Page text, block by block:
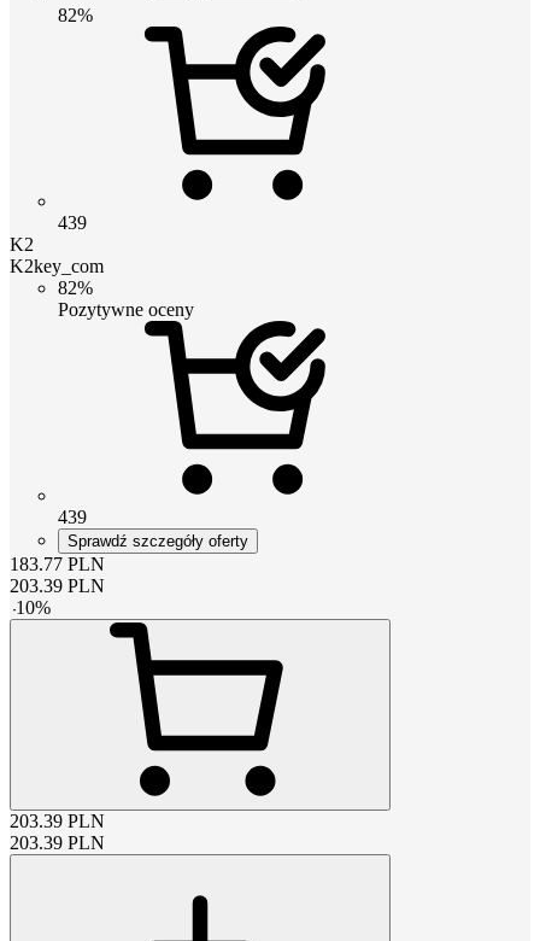
82%
439
K2
K2key_com
82%
Pozytywne oceny
439
Sprawdź szczegóły oferty
183.77 PLN
203.39 PLN
-10%
203.39 PLN
203.39 PLN